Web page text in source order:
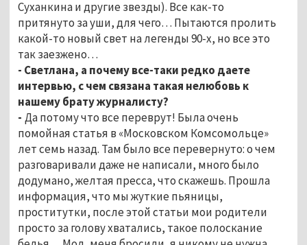
Суханкина и другие звезды). Все как-то
притянуто за уши, для чего… Пытаются пролить
какой-то новый свет на легенды 90-х, но все это
так заезжено…
- Светлана, а почему все-таки редко даете
интервью, с чем связана такая нелюбовь к
нашему брату журналисту?
- Да потому что все переврут! Была очень
помойная статья в «Московском Комсомольце»
лет семь назад. Там было все перевернуто: о чем
разговаривали даже не написали, много было
додумано, желтая пресса, что скажешь. Прошла
информация, что мы жуткие пьяницы,
проститутки, после этой статьи мои родители
просто за голову хватались, такое полоскание